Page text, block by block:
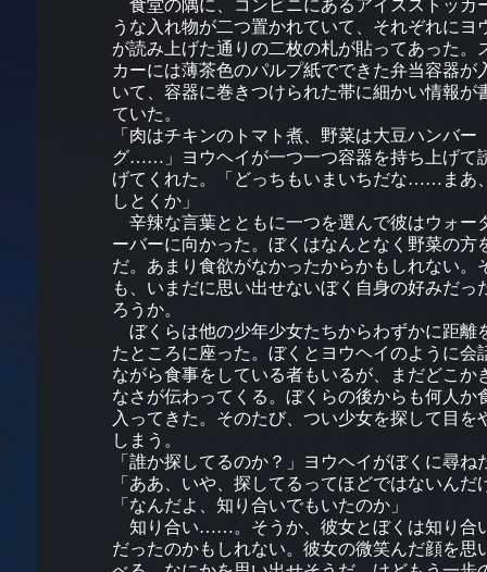
食堂の隅に、コンビニにあるアイスストッカ
うな入れ物が二つ置かれていて、それぞれにヨ
が読み上げた通りの二枚の札が貼ってあった。
カーには薄茶色のパルプ紙でできた弁当容器が
いて、容器に巻きつけられた帯に細かい情報が
ていた。
「肉はチキンのトマト煮、野菜は大豆ハンバー
グ……」ヨウヘイが一つ一つ容器を持ち上げて
げてくれた。「どっちもいまいちだな……まあ
しとくか」
辛辣な言葉とともに一つを選んで彼はウォー
ーバーに向かった。ぼくはなんとなく野菜の方
だ。あまり食欲がなかったからかもしれない。
も、いまだに思い出せないぼく自身の好みだっ
ろうか。
ぼくらは他の少年少女たちからわずかに距離
たところに座った。ぼくとヨウヘイのように会
ながら食事をしている者もいるが、まだどこか
なさが伝わってくる。ぼくらの後からも何人か
入ってきた。そのたび、つい少女を探して目を
しまう。
「誰か探してるのか？」ヨウヘイがぼくに尋ね
「ああ、いや、探してるってほどではないんだ
「なんだよ、知り合いでもいたのか」
知り合い……。そうか、彼女とぼくは知り合
だったのかもしれない。彼女の微笑んだ顔を思